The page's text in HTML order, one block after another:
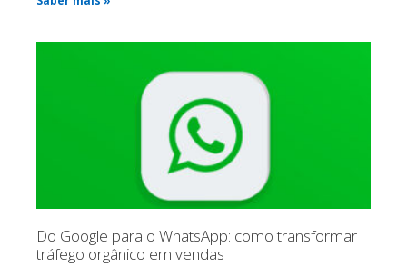
Do Google para o WhatsApp: como transformar
tráfego orgânico em vendas